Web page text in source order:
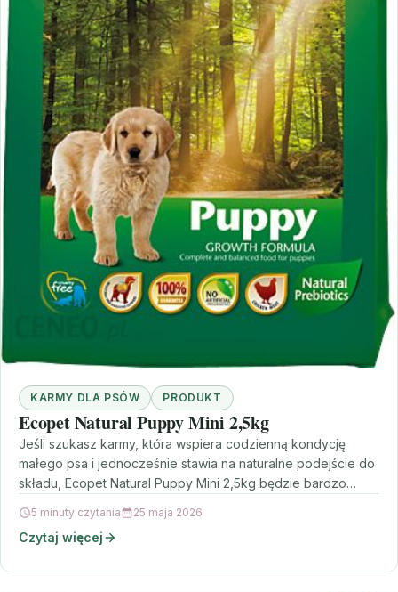
KARMY DLA PSÓW PRODUKT
Ecopet Natural Puppy Mini 2,5kg
Jeśli szukasz karmy, która wspiera codzienną kondycję
małego psa i jednocześnie stawia na naturalne podejście do
składu, Ecopet Natural Puppy Mini 2,5kg będzie bardzo…
5 minuty czytania 25 maja 2026
Czytaj więcej